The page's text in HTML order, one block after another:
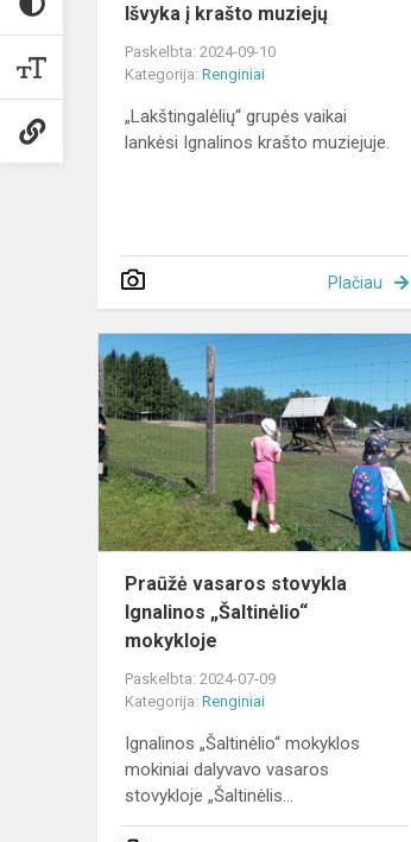
Išvyka į krašto muziejų
Paskelbta: 2024-09-10
Kategorija: Renginiai
„Lakštingalėlių“ grupės vaikai
lankėsi Ignalinos krašto muziejuje.
Plačiau
Praūžė vasaros stovykla
Ignalinos „Šaltinėlio“
mokykloje
Paskelbta: 2024-07-09
Kategorija: Renginiai
Ignalinos „Šaltinėlio“ mokyklos
mokiniai dalyvavo vasaros
stovykloje „Šaltinėlis...